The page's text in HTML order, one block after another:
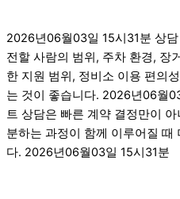
2026년06월03일 15시31분 상
전할 사람의 범위, 주차 환경, 장
한 지원 범위, 정비소 이용 편의
는 것이 좋습니다. 2026년06월
트 상담은 빠른 계약 결정만이
분하는 과정이 함께 이루어질 때
다. 2026년06월03일 15시31분